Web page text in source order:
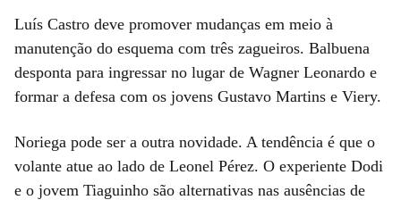
Luís Castro deve promover mudanças em meio à
manutenção do esquema com três zagueiros. Balbuena
desponta para ingressar no lugar de Wagner Leonardo e
formar a defesa com os jovens Gustavo Martins e Viery.
Noriega pode ser a outra novidade. A tendência é que o
volante atue ao lado de Leonel Pérez. O experiente Dodi
e o jovem Tiaguinho são alternativas nas ausências de